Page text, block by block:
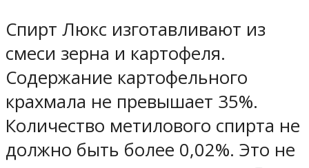
Спирт Люкс изготавливают из
смеси зерна и картофеля.
Содержание картофельного
крахмала не превышает 35%.
Количество метилового спирта не
должно быть более 0,02%. Это не